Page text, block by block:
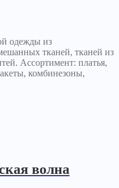
одежды из
тканей, тканей из
Ассортимент: платья,
комбинезоны,
волна